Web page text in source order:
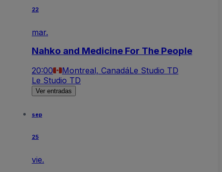
22
mar.
Nahko and Medicine For The People
20:00 Montreal, CanadáLe Studio TD
Le Studio TD
Ver entradas
sep
25
vie.